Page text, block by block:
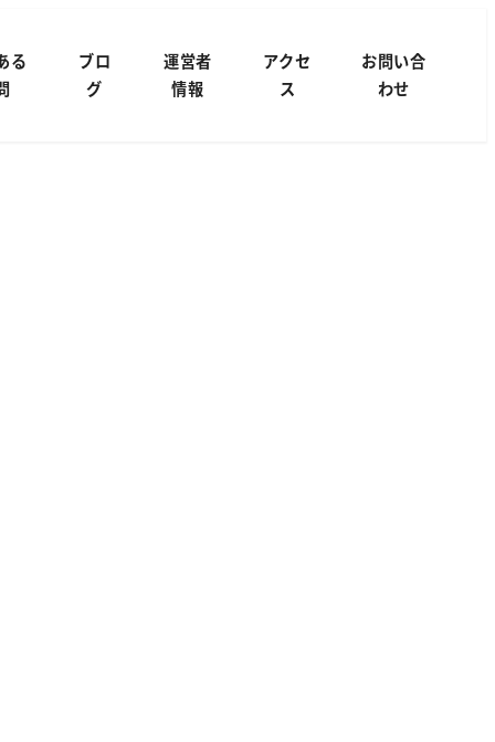
る
ブロ
グ
運営者
情報
アクセ
ス
お問い合
わせ